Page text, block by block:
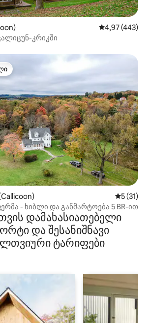
საშუალო
4,97 (443)
კრიკში
საშუალო
5 (31)
- ხიბლი და განმარტოება 5 BR-ით
დამახასიათებელი
და შესანიშნავი
ტარიფები